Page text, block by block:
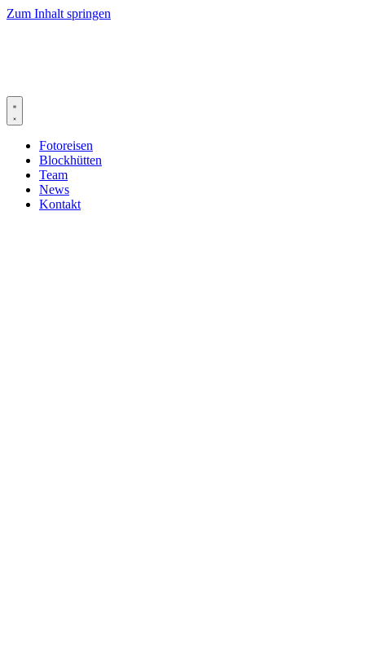
Zum Inhalt springen
Fotoreisen
Blockhütten
Team
News
Kontakt